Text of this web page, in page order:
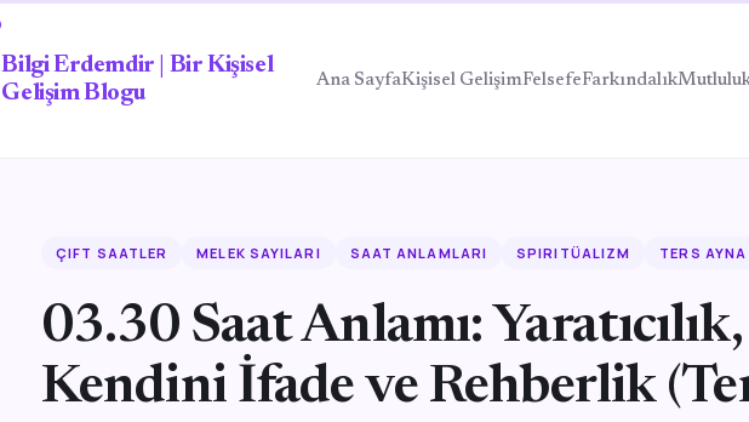
Bilgi Erdemdir | Bir Kişisel
Gelişim Blogu
Ana SayfaKişisel GelişimFelsefeFarkındalık
ÇIFT SAATLER MELEK SAYILARI SAAT ANLAMLARI SPIRITÜALIZM TERS
03.30 Saat Anlamı: Yaratıcılık,
Kendini İfade ve Rehberlik